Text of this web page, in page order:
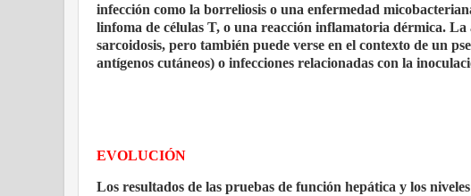
infección como la borreliosis o una enfermedad
linfoma de células T, o una reacción inflamatoria dérmica.
sarcoidosis, pero también puede verse en el contexto de un
antígenos cutáneos) o infecciones relacionadas con la
EVOLUCIÓN
Los resultados de las pruebas de función hepática y los